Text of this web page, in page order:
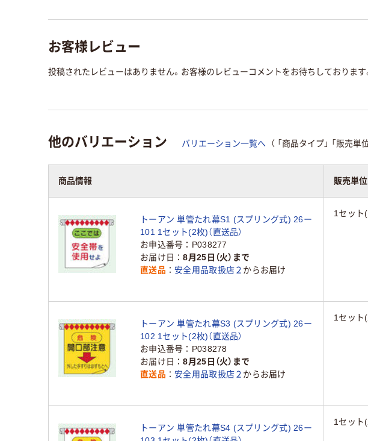
お客様レビュー
投稿されたレビューはありません。お客様のレビューコメントをお待ちしております
他のバリエーション バリエーション一覧へ （ 「商品タイプ」 「販売単
商品情報 販売単位
トーアン 単管たれ幕S1 (スプリング式) 26ー
101 1セット(2枚)（直送品）
お申込番号
P038277
お届け日
8月25日（火）まで
直送品
安全用品取扱店２ からお届け
1セット
トーアン 単管たれ幕S3 (スプリング式) 26ー
102 1セット(2枚)（直送品）
お申込番号
P038278
お届け日
8月25日（火）まで
直送品
安全用品取扱店２ からお届け
1セット
トーアン 単管たれ幕S4 (スプリング式) 26ー
1セット